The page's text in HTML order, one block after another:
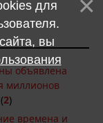
объявлена
миллионов
(2)
времена и
для
вы